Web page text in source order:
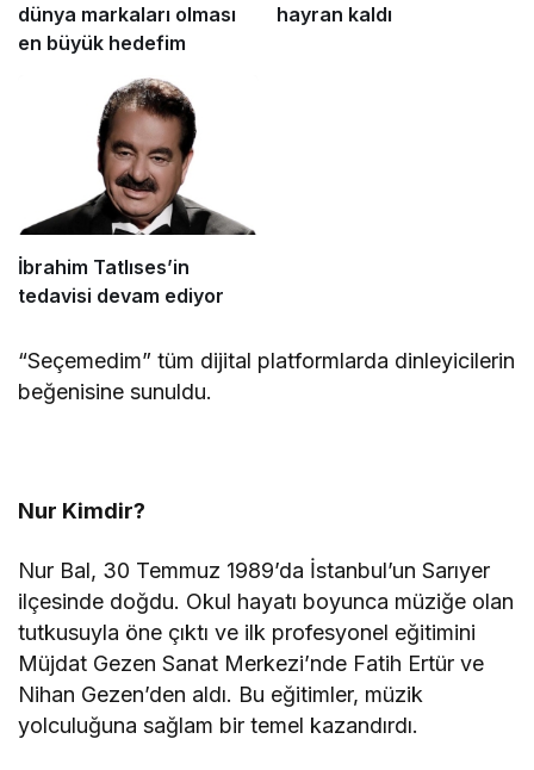
dünya markaları olması
en büyük hedefim
hayran kaldı
İbrahim Tatlıses’in
tedavisi devam ediyor
“Seçemedim” tüm dijital platformlarda dinleyicilerin
beğenisine sunuldu.
Nur Kimdir?
Nur Bal, 30 Temmuz 1989’da İstanbul’un Sarıyer
ilçesinde doğdu. Okul hayatı boyunca müziğe olan
tutkusuyla öne çıktı ve ilk profesyonel eğitimini
Müjdat Gezen Sanat Merkezi’nde Fatih Ertür ve
Nihan Gezen’den aldı. Bu eğitimler, müzik
yolculuğuna sağlam bir temel kazandırdı.